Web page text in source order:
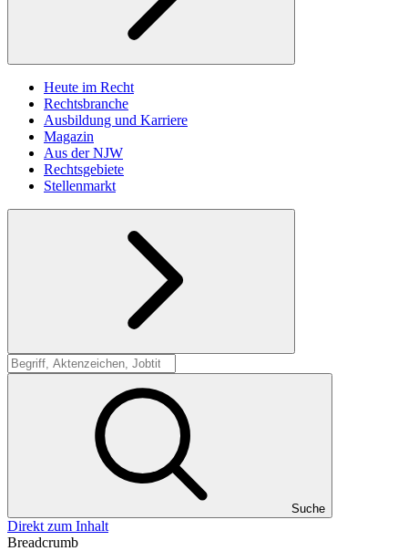
Heute im Recht
Rechtsbranche
Ausbildung und Karriere
Magazin
Aus der NJW
Rechtsgebiete
Stellenmarkt
Suche
Suche
Direkt zum Inhalt
Breadcrumb